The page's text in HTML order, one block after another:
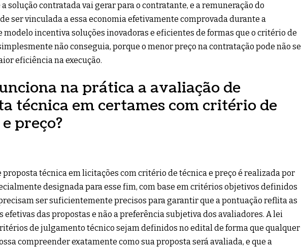
solução contratada vai gerar para o contratante, e a remuneração do
ser vinculada a essa economia efetivamente comprovada durante a
modelo incentiva soluções inovadoras e eficientes de formas que o critério de
não conseguia, porque o menor preço na contratação pode não se
eficiência na execução.
na prática a avaliação de
técnica em certames com critério de
preço?
proposta técnica em licitações com critério de técnica e preço é realizada por
designada para esse fim, com base em critérios objetivos definidos
ser suficientemente precisos para garantir que a pontuação reflita as
efetivas das propostas e não a preferência subjetiva dos avaliadores. A lei
de julgamento técnico sejam definidos no edital de forma que qualquer
compreender exatamente como sua proposta será avaliada, e que a